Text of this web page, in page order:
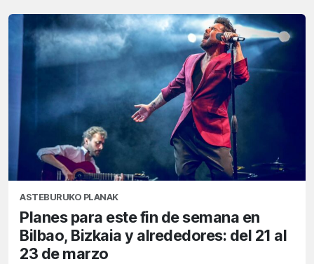
ASTEBURUKO PLANAK
Planes para este fin de semana en
Bilbao, Bizkaia y alrededores: del 21 al
23 de marzo